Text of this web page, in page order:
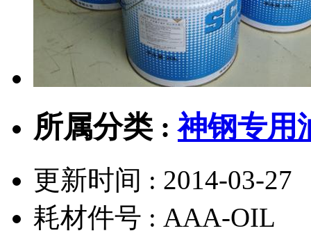
所属分类 :神钢专用
更新时间 : 2014-03-27
耗材件号 : AAA-OIL